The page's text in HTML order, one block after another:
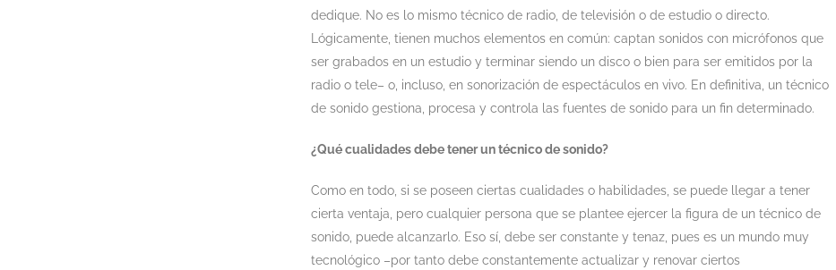
dedique. No es lo mismo técnico de radio, de televisión o de estudio o directo.
Lógicamente, tienen muchos elementos en común: captan sonidos con micrófonos que
ser grabados en un estudio y terminar siendo un disco o bien para ser emitidos por la
radio o tele– o, incluso, en sonorización de espectáculos en vivo. En definitiva, un técnico
de sonido gestiona, procesa y controla las fuentes de sonido para un fin determinado.
¿Qué cualidades debe tener un técnico de sonido?
Como en todo, si se poseen ciertas cualidades o habilidades, se puede llegar a tener
cierta ventaja, pero cualquier persona que se plantee ejercer la figura de un técnico de
sonido, puede alcanzarlo. Eso sí, debe ser constante y tenaz, pues es un mundo muy
tecnológico –por tanto debe constantemente actualizar y renovar ciertos